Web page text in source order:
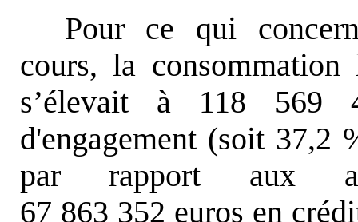
Pour ce qui
cours, la
s’élevait à 118 569
d'engagement (soit 37,2
par rapport aux
67 863 352 euros en